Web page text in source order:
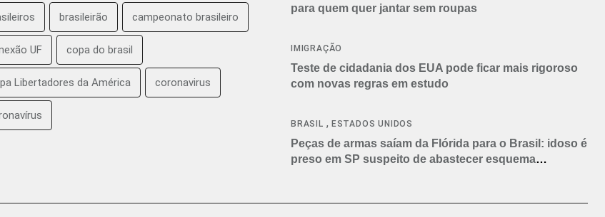
brasileirão campeonato brasileiro
UF copa do brasil
Libertadores da América coronavirus
para quem quer jantar sem roupas
IMIGRAÇÃO
Teste de cidadania dos EUA pode ficar mais rigoroso
com novas regras em estudo
BRASIL , ESTADOS UNIDOS
Peças de armas saíam da Flórida para o Brasil: idoso é
preso em SP suspeito de abastecer esquema